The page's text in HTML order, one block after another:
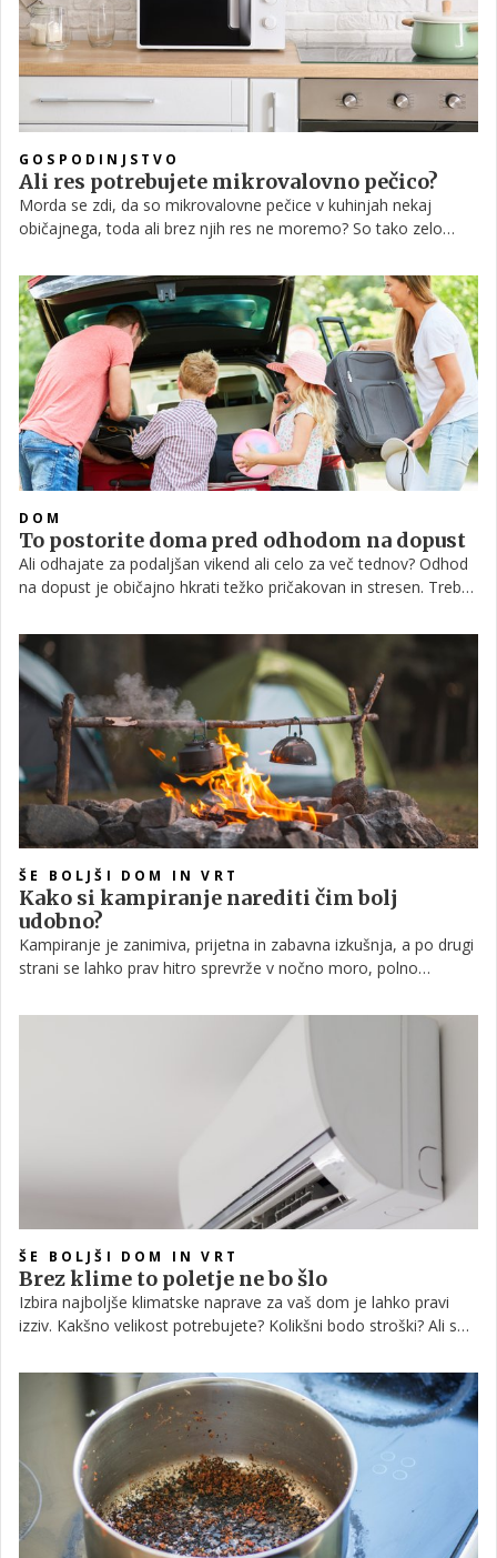
GOSPODINJSTVO
Ali res potrebujete mikrovalovno pečico?
Morda se zdi, da so mikrovalovne pečice v kuhinjah nekaj
običajnega, toda ali brez njih res ne moremo? So tako zelo
odpovedali niti v prihodnosti, ali jih bodo morda v prihodnosti
zamenjali cvrtniki na vroč zrak, ki v zadnjem času prav tako
pridobivajo na popularnosti?
DOM
To postorite doma pred odhodom na dopust
Ali odhajate za podaljšan vikend ali celo za več tednov? Odhod
na dopust je običajno hkrati težko pričakovan in stresen. Treba
vas dom pričaka takšen, kot ste ga zapustili.
ŠE BOLJŠI DOM IN VRT
Kako si kampiranje narediti čim bolj
udobno?
Kampiranje je zanimiva, prijetna in zabavna izkušnja, a po drugi
strani se lahko prav hitro sprevrže v nočno moro, polno
upoštevajte nekaj nasvetov pri izbiri šotora – a šele po tem, ko
premislite, ali je kampiranje primerno za vas.
ŠE BOLJŠI DOM IN VRT
Brez klime to poletje ne bo šlo
Izbira najboljše klimatske naprave za vaš dom je lahko pravi
izziv. Kakšno velikost potrebujete? Kolikšni bodo stroški? Ali so
več se gotovo sprašujete, če ste pred nakupom nove klimatske